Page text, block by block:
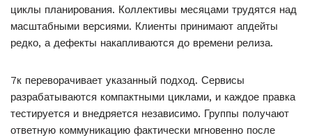
циклы планирования. Коллективы месяцами трудятся над
масштабными версиями. Клиенты принимают апдейты
редко, а дефекты накапливаются до времени релиза.
7к переворачивает указанный подход. Сервисы
разрабатываются компактными циклами, и каждое правка
тестируется и внедряется независимо. Группы получают
ответную коммуникацию фактически мгновенно после